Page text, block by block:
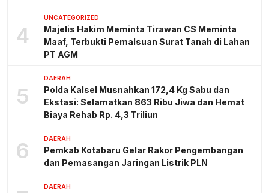
4
UNCATEGORIZED
Majelis Hakim Meminta Tirawan CS Meminta
Maaf, Terbukti Pemalsuan Surat Tanah di Lahan
PT AGM
5
DAERAH
Polda Kalsel Musnahkan 172,4 Kg Sabu dan
Ekstasi: Selamatkan 863 Ribu Jiwa dan Hemat
Biaya Rehab Rp. 4,3 Triliun
6 DAERAH
Pemkab Kotabaru Gelar Rakor Pengembangan
dan Pemasangan Jaringan Listrik PLN
DAERAH